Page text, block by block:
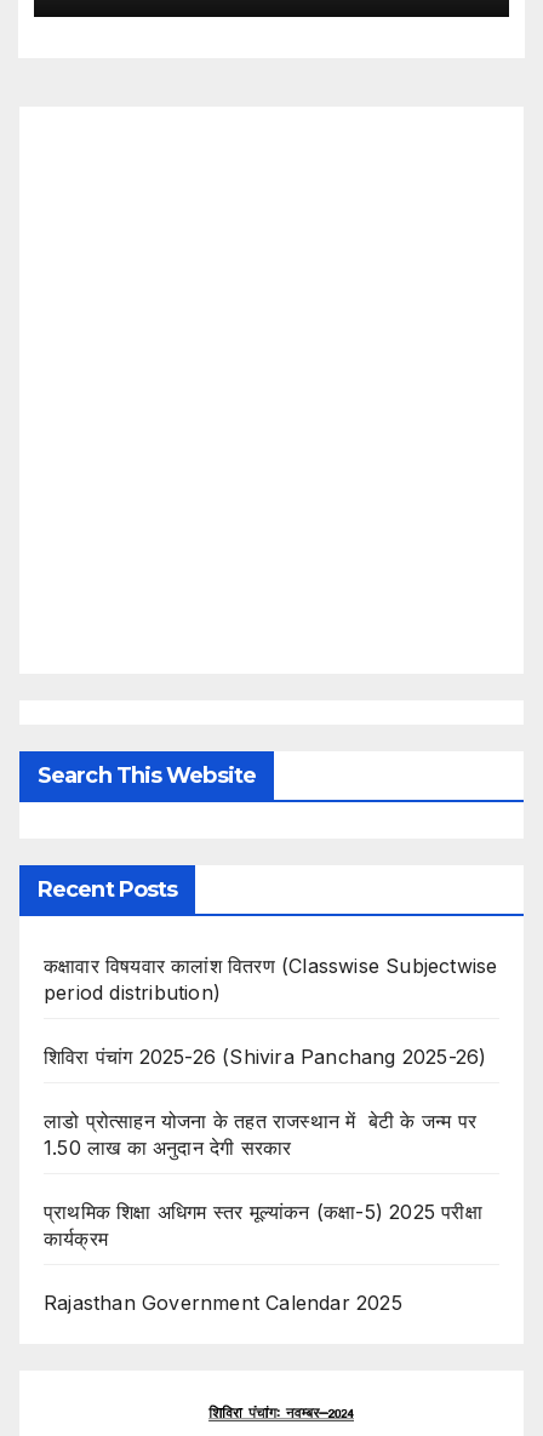
Search This Website
Recent Posts
कक्षावार विषयवार कालांश वितरण (Classwise Subjectwise
period distribution)
शिविरा पंचांग 2025-26 (Shivira Panchang 2025-26)
लाडो प्रोत्साहन योजना के तहत राजस्थान में बेटी के जन्म पर
1.50 लाख का अनुदान देगी सरकार
प्राथमिक शिक्षा अधिगम स्तर मूल्यांकन (कक्षा-5) 2025 परीक्षा
कार्यक्रम
Rajasthan Government Calendar 2025